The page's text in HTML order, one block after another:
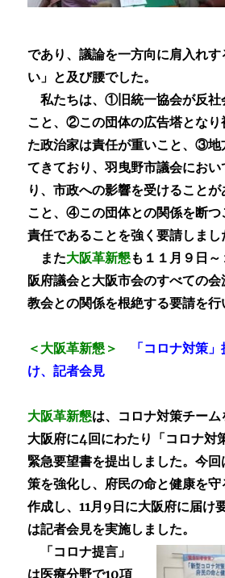
であり、議論を一方向に肩入れ
い」と及び腰でした。
私たちは、①旧統一協会が反社
こと、②この団体の広告塔となり
た政治家は責任が重いこと、③地
てきており、羽曳野市議会にお
り、市政への影響を受けること
こと、④この団体との関係を断つ
責任であることを強く要請しまし
また大阪革新懇も １１月９日
阪府議会と大阪市会のすべての
教会との関係を根絶する要請を行
＜大阪革新懇＞
「コロナ対策
け、記者会見
大阪革新懇は、コロナ対策チー
大阪府に4回にわたり「コロナ対
緊急要望書を提出しました。今
策を強化し、府民の命と健康を
作成し、11月9日に大阪府に届け
は記者会見を実施しました。
「コロナ提言」
は医療分野で10項